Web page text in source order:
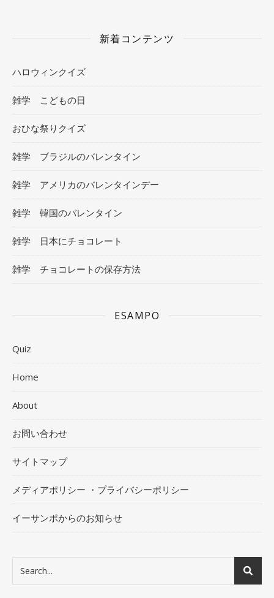
新着コンテンツ
ハロウィンクイズ
雑学 こどもの日
おひな祭りクイズ
雑学 ブラジルのバレンタイン
雑学 アメリカのバレンタインデー
雑学 韓国のバレンタイン
雑学 日本にチョコレート
雑学 チョコレートの保存方法
ESAMPO
Quiz
Home
About
お問い合わせ
サイトマップ
メディアポリシー ・プライバシーポリシー
イーサンポからのお知らせ